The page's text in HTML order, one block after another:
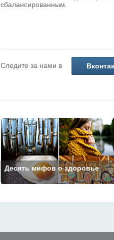
сбалансированным.
Следите за нами в
Десять мифов о здоровье